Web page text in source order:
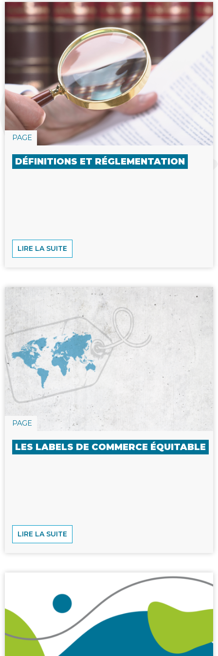
PAGE
DÉFINITIONS ET RÉGLEMENTATION
LIRE LA SUITE
PAGE
LES LABELS DE COMMERCE ÉQUITABLE
LIRE LA SUITE